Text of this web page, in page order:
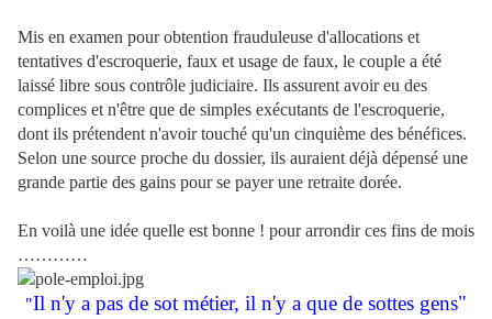
Mis en examen pour obtention frauduleuse d'allocations et
tentatives d'escroquerie, faux et usage de faux, le couple a été
laissé libre sous contrôle judiciaire. Ils assurent avoir eu des
complices et n'être que de simples exécutants de l'escroquerie,
dont ils prétendent n'avoir touché qu'un cinquième des bénéfices.
Selon une source proche du dossier, ils auraient déjà dépensé une
grande partie des gains pour se payer une retraite dorée.
En voilà une idée quelle est bonne ! pour arrondir ces fins de mois
…………
"Il n'y a pas de sot métier, il n'y a que de sottes gens"